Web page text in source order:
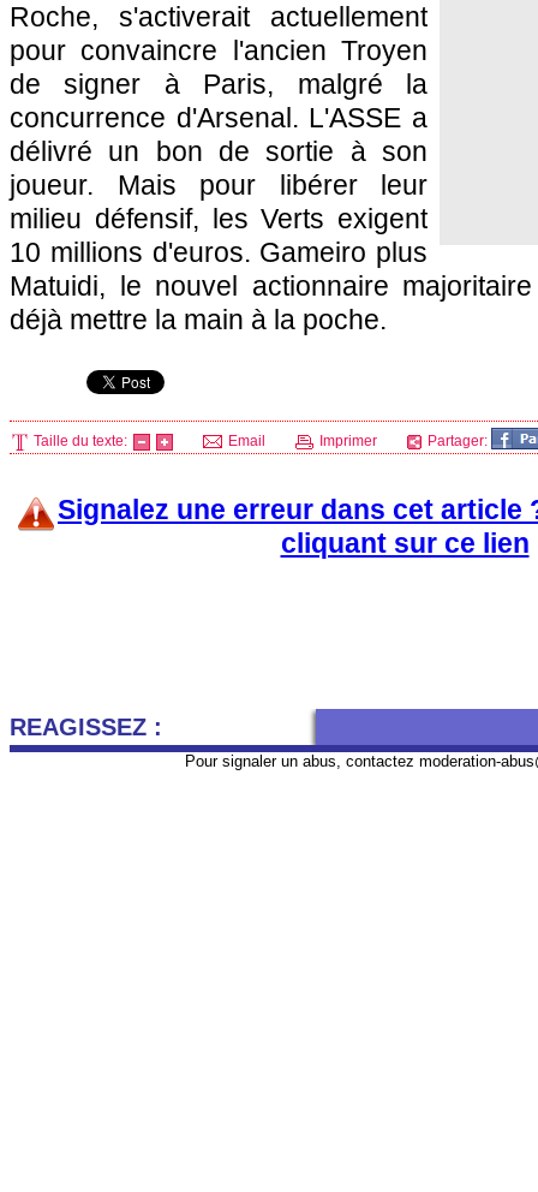
Roche, s'activerait actuellement
pour convaincre l'ancien Troyen
de signer à Paris, malgré la
concurrence d'Arsenal. L'ASSE a
délivré un bon de sortie à son
joueur. Mais pour libérer leur
milieu défensif, les Verts exigent
10 millions d'euros. Gameiro plus
Matuidi, le nouvel actionnaire
déjà mettre la main à la poche.
Taille du texte: Email Imprimer Partager:
Signalez une erreur dans cet article
cliquant sur ce lien
REAGISSEZ :
Pour signaler un abus, contactez moderation-